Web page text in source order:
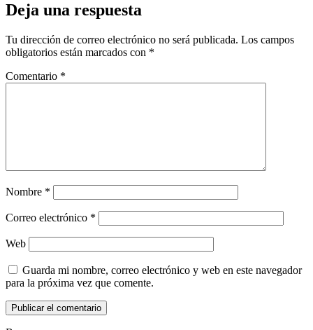
Deja una respuesta
Tu dirección de correo electrónico no será publicada. Los campos
obligatorios están marcados con *
Comentario *
Nombre *
Correo electrónico *
Web
Guarda mi nombre, correo electrónico y web en este navegador
para la próxima vez que comente.